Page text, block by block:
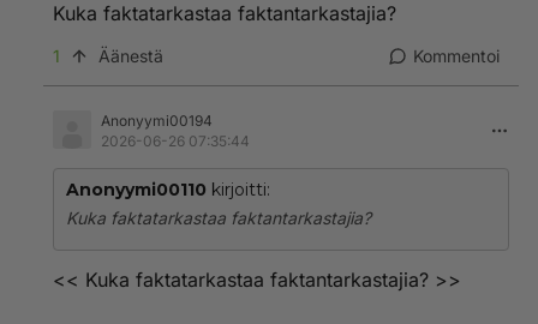
Kuka faktatarkastaa faktantarkastajia?
1 Äänestä Kommentoi
Anonyymi00194
2026-06-26 07:35:44
Anonyymi00110 kirjoitti:
Kuka faktatarkastaa faktantarkastajia?
<< Kuka faktatarkastaa faktantarkastajia? >>